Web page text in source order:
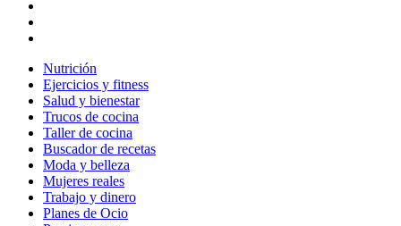
Nutrición
Ejercicios y fitness
Salud y bienestar
Trucos de cocina
Taller de cocina
Buscador de recetas
Moda y belleza
Mujeres reales
Trabajo y dinero
Planes de Ocio